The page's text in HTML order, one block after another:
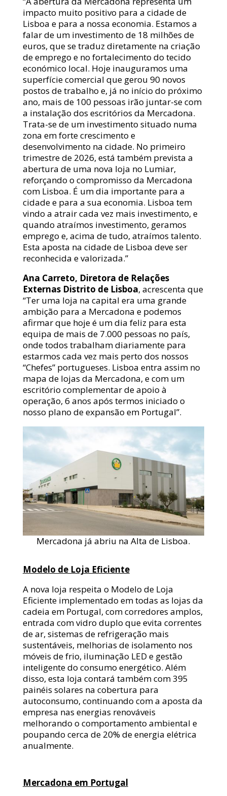
impacto muito positivo para a cidade de
Lisboa e para a nossa economia. Estamos a
falar de um investimento de 18 milhões de
euros, que se traduz diretamente na criação
de emprego e no fortalecimento do tecido
económico local. Hoje inauguramos uma
superfície comercial que gerou 90 novos
postos de trabalho e, já no início do próximo
ano, mais de 100 pessoas irão juntar-se com
a instalação dos escritórios da Mercadona.
Trata-se de um investimento situado numa
zona em forte crescimento e
desenvolvimento na cidade. No primeiro
trimestre de 2026, está também prevista a
abertura de uma nova loja no Lumiar,
reforçando o compromisso da Mercadona
com Lisboa. É um dia importante para a
cidade e para a sua economia. Lisboa tem
vindo a atrair cada vez mais investimento, e
quando atraímos investimento, geramos
emprego e, acima de tudo, atraímos talento.
Esta aposta na cidade de Lisboa deve ser
reconhecida e valorizada.”
Ana Carreto, Diretora de Relações
Externas Distrito de Lisboa, acrescenta que
“Ter uma loja na capital era uma grande
ambição para a Mercadona e podemos
afirmar que hoje é um dia feliz para esta
equipa de mais de 7.000 pessoas no país,
onde todos trabalham diariamente para
estarmos cada vez mais perto dos nossos
“Chefes” portugueses. Lisboa entra assim no
mapa de lojas da Mercadona, e com um
escritório complementar de apoio à
operação, 6 anos após termos iniciado o
nosso plano de expansão em Portugal”.
Mercadona já abriu na Alta de Lisboa.
Modelo de Loja Eficiente
A nova loja respeita o Modelo de Loja
Eficiente implementado em todas as lojas da
cadeia em Portugal, com corredores amplos,
entrada com vidro duplo que evita correntes
de ar, sistemas de refrigeração mais
sustentáveis, melhorias de isolamento nos
móveis de frio, iluminação LED e gestão
inteligente do consumo energético. Além
disso, esta loja contará também com 395
painéis solares na cobertura para
autoconsumo, continuando com a aposta da
empresa nas energias renováveis
melhorando o comportamento ambiental e
poupando cerca de 20% de energia elétrica
anualmente.
Mercadona em Portugal